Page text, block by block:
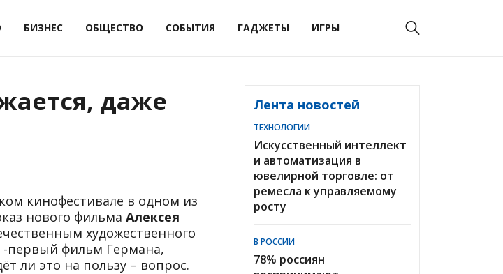
БИЗНЕС ОБЩЕСТВО СОБЫТИЯ ГАДЖЕТЫ ИГРЫ
даже
кинофестивале в одном из
нового фильма Алексея
художественного
-первый фильм Германа,
ли это на пользу – вопрос.
Лента новостей
ТЕХНОЛОГИИ
Искусственный интеллект
и автоматизация в
ювелирной торговле: от
ремесла к управляемому
росту
В РОССИИ
78% россиян